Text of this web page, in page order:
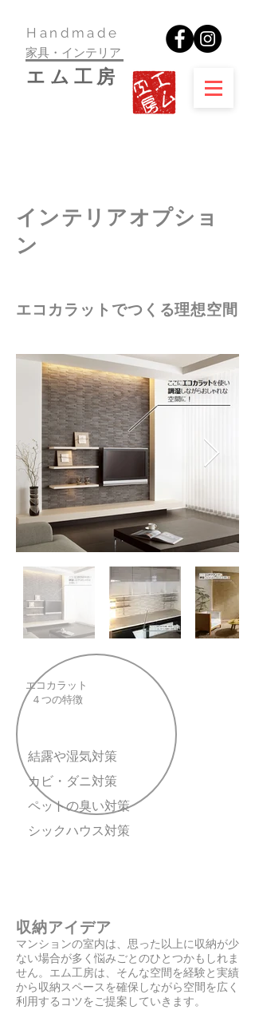
​Handmade
家具・インテリア
​エム工房
​インテリアオプショ
ン
​エコカラットでつくる理想空間
エコカラット
４つの特徴
​結露や湿気対策
​カビ・ダニ対策
​ペットの臭い対策
シックハウス対策
収納アイデア
​マンションの室内は、思った以上に収納が少
ない場合が多く悩みごとのひとつかもしれま
せん。エム工房は、そんな空間を経験と実績
から収納スペースを確保しながら空間を広く
利用するコツをご提案していきます。